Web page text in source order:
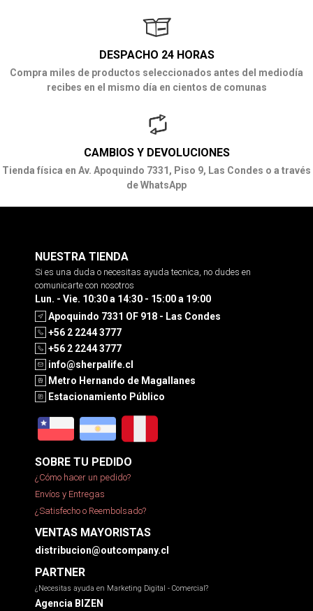
DESPACHO 24 HORAS
Compra miles de productos seleccionados antes del mediodía
recibes en el mismo día en cientos de comunas
CAMBIOS Y DEVOLUCIONES
Tienda física en Av. Apoquindo 7331, Piso 9, Las Condes o a través
de WhatsApp
NUESTRA TIENDA
Si es una duda o necesitas ayuda tecnica, no dudes en
comunicarte con nosotros
Lun. - Vie. 10:30 a 14:30 - 15:00 a 19:00
Apoquindo 7331 OF 918 - Las Condes
+56 2 2244 3777
+56 2 2244 3777
info@sherpalife.cl
Metro Hernando de Magallanes
Estacionamiento Público
SOBRE TU PEDIDO
¿Cómo hacer un pedido?
Envíos y Entregas
¿Satisfecho o Reembolsado?
VENTAS MAYORISTAS
distribucion@outcompany.cl
PARTNER
¿Necesitas ayuda en Marketing Digital - Comercial?
Agencia BIZEN